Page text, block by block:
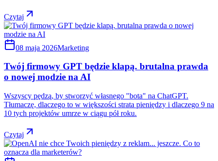
Czytaj
08 maja 2026Marketing
Twój firmowy GPT będzie klapą. brutalna prawda
o nowej modzie na AI
Wszyscy pędzą, by stworzyć własnego "bota" na ChatGPT.
Tłumaczę, dlaczego to w większości strata pieniędzy i dlaczego 9 na
10 tych projektów umrze w ciągu pół roku.
Czytaj